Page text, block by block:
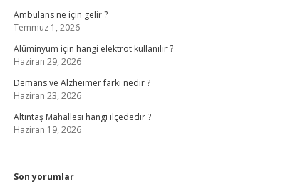
Ambulans ne için gelir ?
Temmuz 1, 2026
Alüminyum için hangi elektrot kullanılır ?
Haziran 29, 2026
Demans ve Alzheimer farkı nedir ?
Haziran 23, 2026
Altıntaş Mahallesi hangi ilçededir ?
Haziran 19, 2026
Son yorumlar